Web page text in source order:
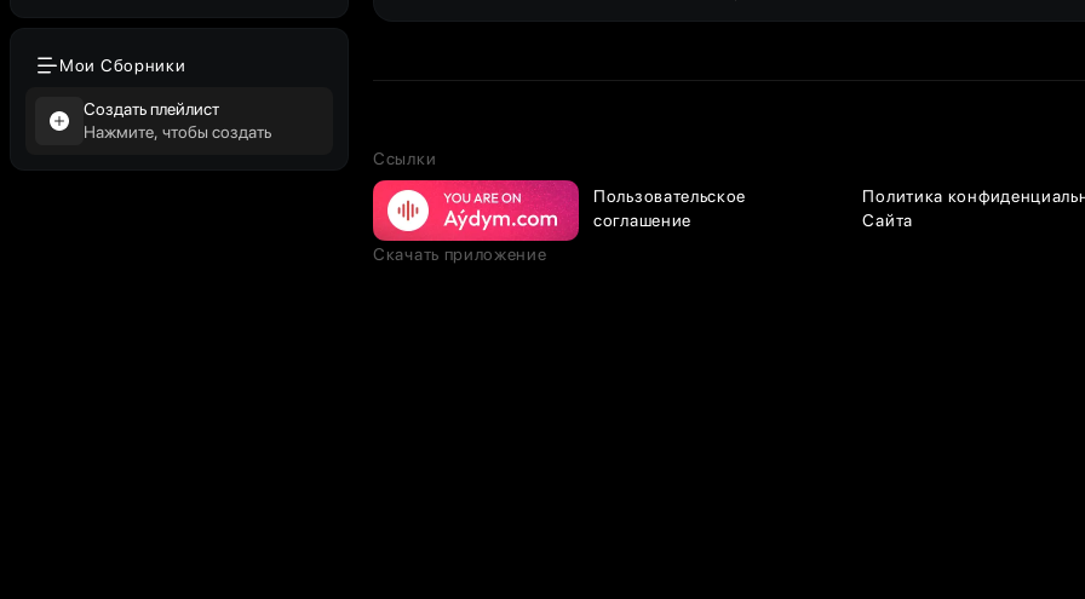
Мои Сборники
Создать плейлист
Нажмите, чтобы создать
Ссылки
Пользовательское
соглашение
Политика
Сайта
Скачать приложение